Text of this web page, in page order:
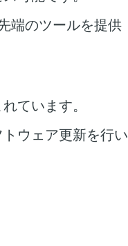
端のツールを提供
ています。
ウェア更新を行い